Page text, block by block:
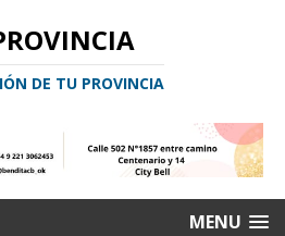
DE TU PROVINCIA
MENU